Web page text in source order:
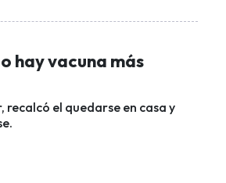
hay vacuna más
el quedarse en casa y